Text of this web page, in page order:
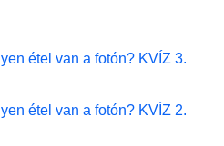
étel van a fotón? KVÍZ 3.
étel van a fotón? KVÍZ 2.